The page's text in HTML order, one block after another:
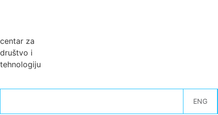
centar za
društvo i
tehnologiju
ENG